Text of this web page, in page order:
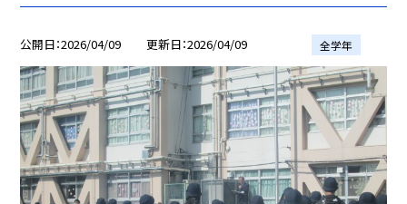
公開日 2026/04/09 更新日 2026/04/09 全学年